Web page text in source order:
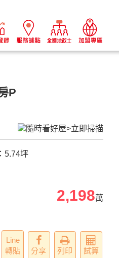
P
5.74坪
2,198萬
Line
轉貼
分享 列印 試算